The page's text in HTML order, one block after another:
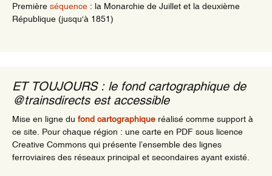
Première séquence : la Monarchie de Juillet et la deuxième
République (jusqu'à 1851)
ET TOUJOURS : le fond cartographique de
@trainsdirects est accessible
Mise en ligne du fond cartographique réalisé comme support à
ce site. Pour chaque région : une carte en PDF sous licence
Creative Commons qui présente l’ensemble des lignes
ferroviaires des réseaux principal et secondaires ayant existé.